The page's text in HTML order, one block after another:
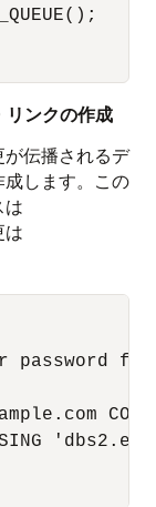
ンクの作成
伝播されるデ
します。この
は
は
password